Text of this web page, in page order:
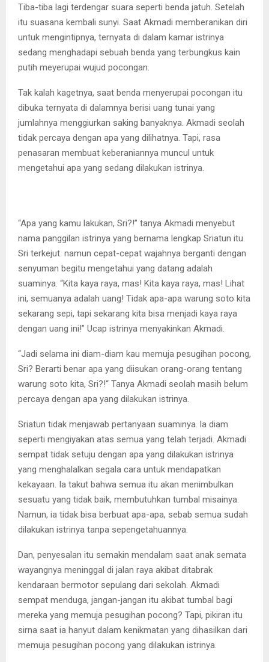
Tiba-tiba lagi terdengar suara seperti benda jatuh. Setelah
itu suasana kembali sunyi. Saat Akmadi memberanikan diri
untuk mengintipnya, ternyata di dalam kamar istrinya
sedang menghadapi sebuah benda yang terbungkus kain
putih meyerupai wujud pocongan.
Tak kalah kagetnya, saat benda menyerupai pocongan itu
dibuka ternyata di dalamnya berisi uang tunai yang
jumlahnya menggiurkan saking banyaknya. Akmadi seolah
tidak percaya dengan apa yang dilihatnya. Tapi, rasa
penasaran membuat keberaniannya muncul untuk
mengetahui apa yang sedang dilakukan istrinya.
“Apa yang kamu lakukan, Sri?!” tanya Akmadi menyebut
nama panggilan istrinya yang bernama lengkap Sriatun itu.
Sri terkejut. namun cepat-cepat wajahnya berganti dengan
senyuman begitu mengetahui yang datang adalah
suaminya. “Kita kaya raya, mas! Kita kaya raya, mas! Lihat
ini, semuanya adalah uang! Tidak apa-apa warung soto kita
sekarang sepi, tapi sekarang kita bisa menjadi kaya raya
dengan uang ini!” Ucap istrinya menyakinkan Akmadi.
“Jadi selama ini diam-diam kau memuja pesugihan pocong,
Sri? Berarti benar apa yang diisukan orang-orang tentang
warung soto kita, Sri?!“ Tanya Akmadi seolah masih belum
percaya dengan apa yang dilakukan istrinya.
Sriatun tidak menjawab pertanyaan suaminya. la diam
seperti mengiyakan atas semua yang telah terjadi. Akmadi
sempat tidak setuju dengan apa yang dilakukan istrinya
yang menghalalkan segala cara untuk mendapatkan
kekayaan. Ia takut bahwa semua itu akan menimbulkan
sesuatu yang tidak baik, membutuhkan tumbal misainya.
Namun, ia tidak bisa berbuat apa-apa, sebab semua sudah
dilakukan istrinya tanpa sepengetahuannya.
Dan, penyesalan itu semakin mendalam saat anak semata
wayangnya meninggal di jalan raya akibat ditabrak
kendaraan bermotor sepulang dari sekolah. Akmadi
sempat menduga, jangan-jangan itu akibat tumbal bagi
mereka yang memuja pesugihan pocong? Tapi, pikiran itu
sirna saat ia hanyut dalam kenikmatan yang dihasilkan dari
memuja pesugihan pocong yang dilakukan istrinya.